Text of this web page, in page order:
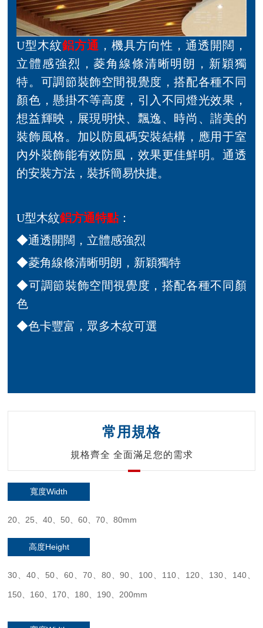
U型木紋鋁方通 ，機具方向性，通透開闊，
立體感強烈，菱角線條清晰明朗，新穎獨
特。可調節裝飾空間視覺度，搭配各種不同
顏色，懸掛不等高度，引入不同燈光效果，
想益輝映，展現明快、飄逸、時尚、諧美的
裝飾風格。加以防風碼安裝結構，應用于室
內外裝飾能有效防風，效果更佳鮮明。通透
的安裝方法，裝拆簡易快捷。
U型木紋鋁方通特點：
◆通透開闊，立體感強烈
◆菱角線條清晰明朗，新穎獨特
◆可調節裝飾空間視覺度，搭配各種不同顏
色
◆色卡豐富，眾多木紋可選
常用規格
規格齊全 全面滿足您的需求
寬度Width
20、25、40、50、60、70、80mm
高度Height
30、40、50、60、70、80、90、100、110、120、130、140、
150、160、170、180、190、200mm